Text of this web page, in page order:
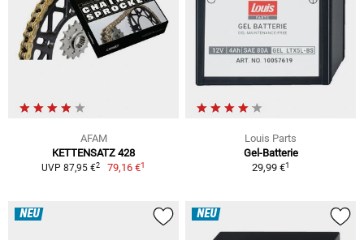
AFAM
KETTENSATZ 428
UVP 87,95 €2 79,16 €1
Louis Parts
Gel-Batterie
29,99 €1
NEU NEU